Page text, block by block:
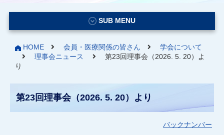
SUB MENU
HOME 会員・医療関係の皆さん
学会について
理事会ニュース
第23回理事会（2026. 5. 20）よ
り
第23回理事会（2026. 5. 20）より
バックナンバー